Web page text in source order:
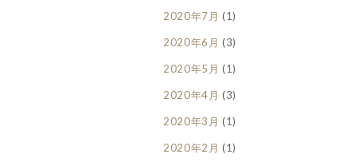
2020年7月 (1)
2020年6月 (3)
2020年5月 (1)
2020年4月 (3)
2020年3月 (1)
2020年2月 (1)